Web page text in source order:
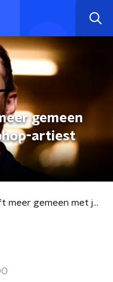
gemeen
artiest
Taylor Swift heeft meer gemeen met je favoriete hiphop-artiest dan je denkt